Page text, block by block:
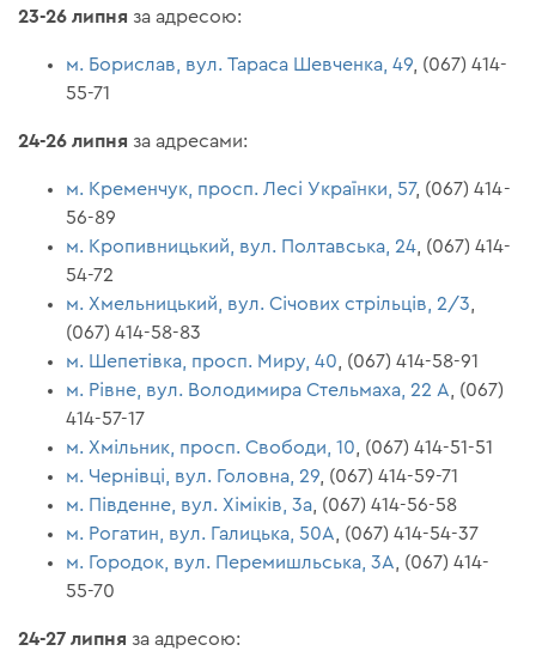
23-26 липня за адресою:
м. Борислав, вул. Тараса Шевченка, 49 , (067) 414-
55-71
24-26 липня за адресами:
м. Кременчук, просп. Лесі Українки, 57, (067) 414-
56-89
м. Кропивницький, вул. Полтавська, 24 , (067) 414-
54-72
м. Хмельницький, вул. Січових стрільців, 2/3
(067) 414-58-83
м. Шепетівка, просп. Миру, 40 , (067) 414-58-91
м. Рівне, вул. Володимира Стельмаха, 22 А , (067)
414-57-17
м. Хмільник, просп. Свободи, 10 , (067) 414-51-51
м. Чернівці, вул. Головна, 29 , (067) 414-59-71
м. Південне, вул. Хіміків, 3а , (067) 414-56-58
м. Рогатин, вул. Галицька, 50А , (067) 414-54-37
м. Городок, вул. Перемишльська, 3А , (067) 414-
55-70
24-27 липня за адресою: